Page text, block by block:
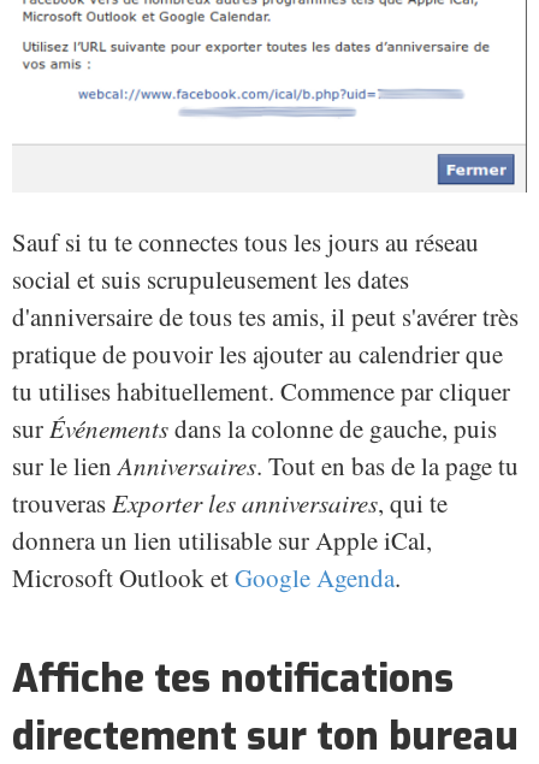
Sauf si tu te connectes tous les jours au réseau
social et suis scrupuleusement les dates
d'anniversaire de tous tes amis, il peut s'avérer très
pratique de pouvoir les ajouter au calendrier que
tu utilises habituellement. Commence par cliquer
sur Événementsdans la colonne de gauche, puis
sur le lien Anniversaires. Tout en bas de la page tu
trouveras Exporter les anniversaires, qui te
donnera un lien utilisable sur Apple iCal,
Microsoft Outlook etGoogle Agenda.
Affiche tes notifications
directement sur ton bureau